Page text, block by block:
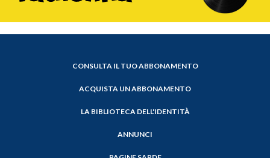
CONSULTA IL TUO ABBONAMENTO
ACQUISTA UN ABBONAMENTO
LA BIBLIOTECA DELL'IDENTITÀ
ANNUNCI